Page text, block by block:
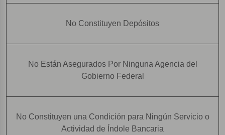
No Constituyen Depósitos
No Están Asegurados Por Ninguna Agencia del
Gobierno Federal
No Constituyen una Condición para Ningún Servicio o
Actividad de Índole Bancaria